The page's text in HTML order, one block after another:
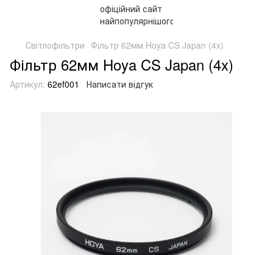
Світлофільтри Фільтр 62мм Hoya CS Japan (4x)
Фільтр 62мм Hoya CS Japan (4x)
Артикул: 62ef001 Написати відгук